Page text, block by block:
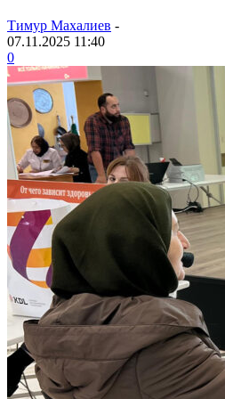
Тимур Махалиев -
07.11.2025 11:40
0